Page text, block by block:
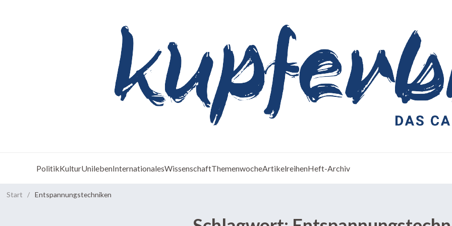
PolitikKulturUnilebenInternationalesWissenschaftThemenwocheArtikelreihenHeft-Archiv
Start / Entspannungstechniken